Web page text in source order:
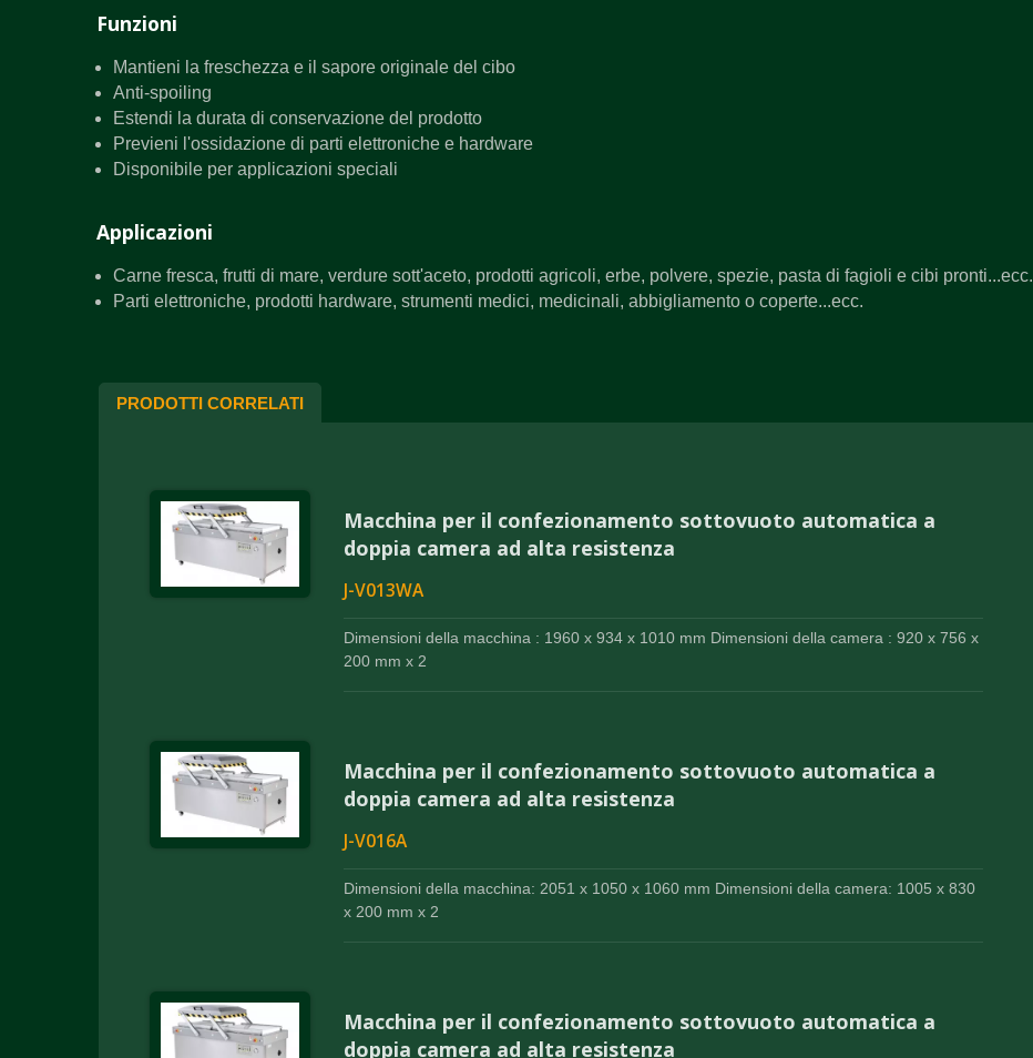
Funzioni
Mantieni la freschezza e il sapore originale del cibo
Anti-spoiling
Estendi la durata di conservazione del prodotto
Previeni l'ossidazione di parti elettroniche e hardware
Disponibile per applicazioni speciali
Applicazioni
Carne fresca, frutti di mare, verdure sott'aceto, prodotti agricoli, erbe, polvere, spezie, pasta di fagioli e cibi pronti...ecc.
Parti elettroniche, prodotti hardware, strumenti medici, medicinali, abbigliamento o coperte...ecc.
PRODOTTI CORRELATI
Macchina per il confezionamento sottovuoto automatica a
doppia camera ad alta resistenza
J-V013WA
Dimensioni della macchina : 1960 x 934 x 1010 mm Dimensioni della camera : 920 x 756 x
200 mm x 2
Macchina per il confezionamento sottovuoto automatica a
doppia camera ad alta resistenza
J-V016A
Dimensioni della macchina: 2051 x 1050 x 1060 mm Dimensioni della camera: 1005 x 830
x 200 mm x 2
Macchina per il confezionamento sottovuoto automatica a
doppia camera ad alta resistenza